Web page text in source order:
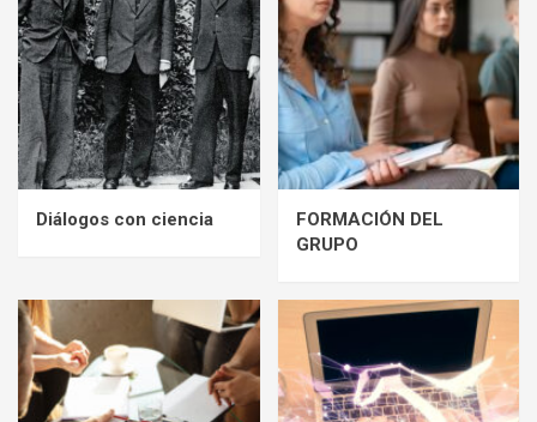
Diálogos con ciencia
FORMACIÓN DEL
GRUPO